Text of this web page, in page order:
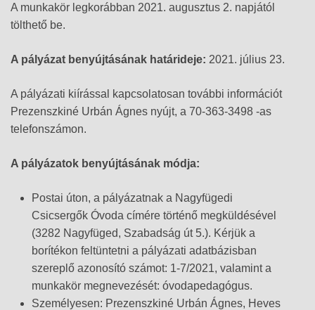
A munkakör legkorábban 2021. augusztus 2. napjától
tölthető be.
A pályázat benyújtásának határideje: 2021. július 23.
A pályázati kiírással kapcsolatosan további információt
Prezenszkiné Urbán Ágnes nyújt, a 70-363-3498 -as
telefonszámon.
A pályázatok benyújtásának módja:
Postai úton, a pályázatnak a Nagyfügedi
Csicsergők Óvoda címére történő megküldésével
(3282 Nagyfüged, Szabadság út 5.). Kérjük a
borítékon feltüntetni a pályázati adatbázisban
szereplő azonosító számot: 1-7/2021, valamint a
munkakör megnevezését: óvodapedagógus.
Személyesen: Prezenszkiné Urbán Ágnes, Heves